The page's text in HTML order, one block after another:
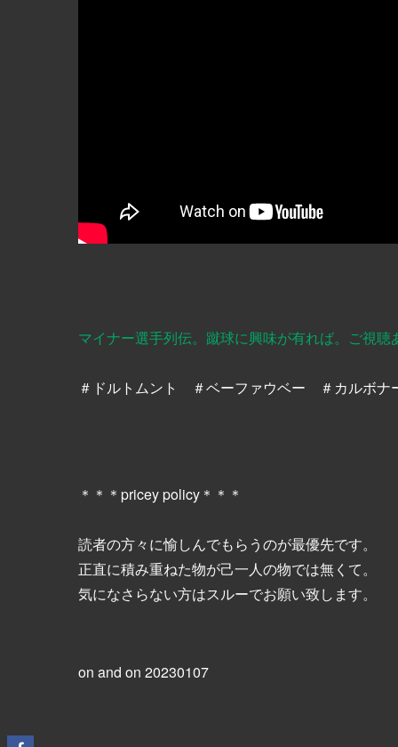
マイナー選手列伝。蹴球に興味が有れば。ご視聴
＃ドルトムント ＃ベーファウベー ＃カルボナ
＊＊＊pricey policy＊＊＊
読者の方々に愉しんでもらうのが最優先です。
正直に積み重ねた物が己一人の物では無くて。
気になさらない方はスルーでお願い致します。
on and on 20230107